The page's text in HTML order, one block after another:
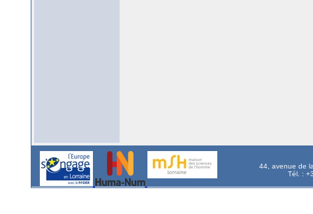
44, avenue de
Tél. :